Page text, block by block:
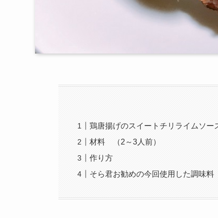
鶏唐揚げのスイートチリライムソー
材料 （2～3人前）
作り方
そら君お勧めの今回使用した調味料